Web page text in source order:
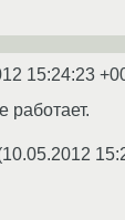
15:24:23
работает.
10.05.2012